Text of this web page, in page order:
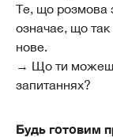
Те, що розмова
означає, що так
нове.
→ Що ти можеш
запитаннях?
Будь готовим